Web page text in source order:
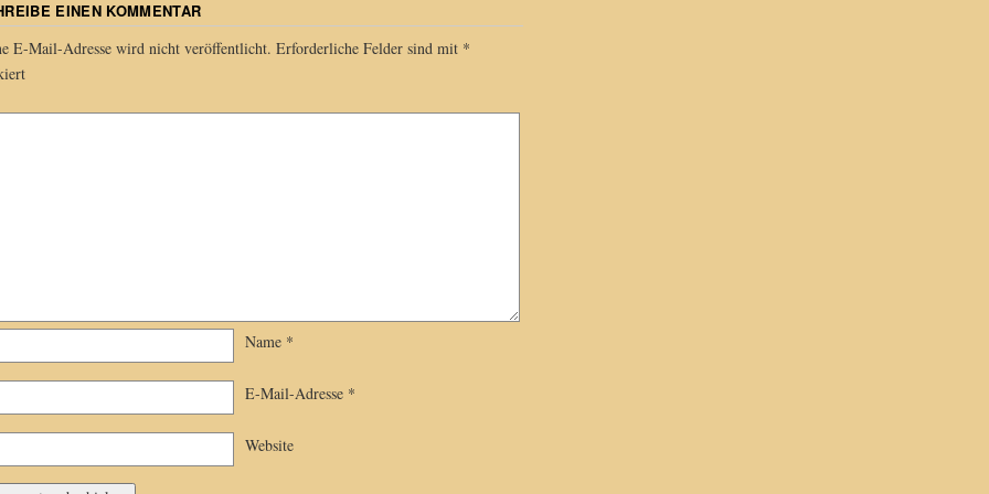
EINEN KOMMENTAR
E-Mail-Adresse wird nicht veröffentlicht. Erforderliche Felder sind mit *
Name *
E-Mail-Adresse *
Website